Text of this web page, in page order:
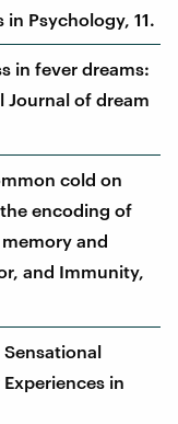
Psychology, 11.
in fever dreams:
Journal of dream
cold on
encoding of
and
and Immunity,
in